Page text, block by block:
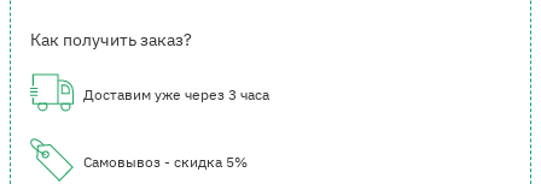
Как получить заказ?
Доставим уже через 3 часа
Самовывоз - скидка 5%